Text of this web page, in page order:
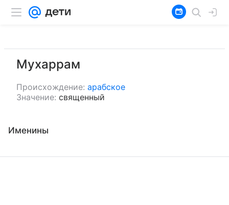
Мухаррам
Происхождение: арабское
Значение: священный
Именины